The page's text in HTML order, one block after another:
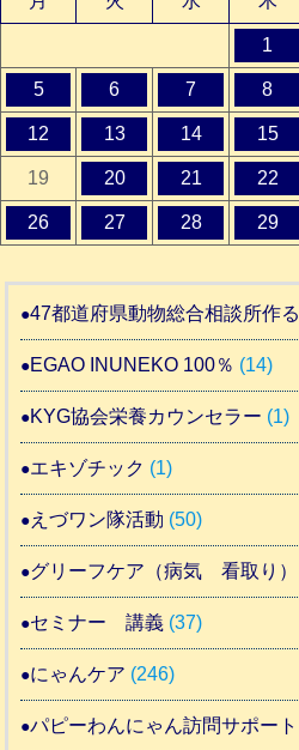
1
5 6 7 8
12 13 14 15
19 20 21 22
26 27 28 29
47都道府県動物総合相談所作る
EGAO INUNEKO 100％ (14)
KYG協会栄養カウンセラー (1)
エキゾチック (1)
えづワン隊活動 (50)
グリーフケア（病気 看取り）
セミナー 講義 (37)
にゃんケア (246)
パピーわんにゃん訪問サポート